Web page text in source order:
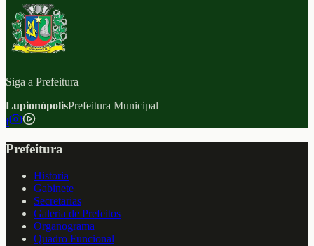
Siga a Prefeitura
LupionópolisPrefeitura Municipal
f
Prefeitura
Historia
Gabinete
Secretarias
Galeria de Prefeitos
Organograma
Quadro Funcional